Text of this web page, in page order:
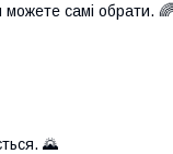
можете самі обрати. 🌈
🌄